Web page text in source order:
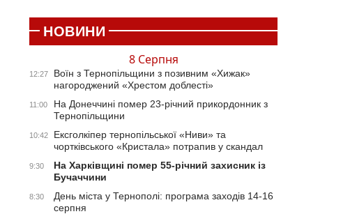
НОВИНИ
8 Серпня
12:27
Воїн з Тернопільщини з позивним «Хижак»
нагороджений «Хрестом доблесті»
11:00
На Донеччині помер 23-річний прикордонник з
Тернопільщини
10:42
Ексголкіпер тернопільської «Ниви» та
чортківського «Кристала» потрапив у скандал
9:30
На Харківщині помер 55-річний захисник із
Бучаччини
8:30
День міста у Тернополі: програма заходів 14-16
серпня